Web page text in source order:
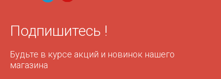
Подпишитесь !
Будьте в курсе акций и новинок нашего
магазина